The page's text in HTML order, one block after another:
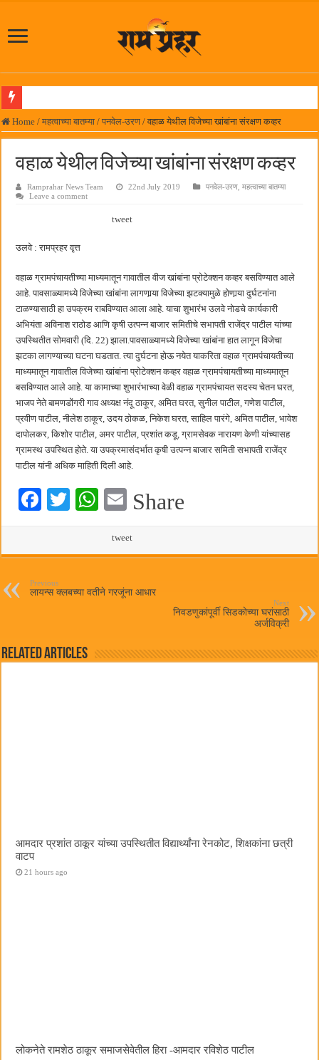
आमदार प्रशांत ठाकूर यांच्या उपस्थितीत विद्यार्थ्यांना रेनकोट, शिक्षकांना छत्री वाटप
समाजप्रिय नेतृत्व आमदार प्रशांत ठाकूर यांच्या वाढदिवसानिमित्त राज्यभरातून शुभेच्छांचा वर्षाव
पनवेलमध्ये ८ ऑगस्टला महारोजगार मेळावा
हर घर तिरंगा अभियानासंदर्भात पनवेलमध्ये बैठक
कामोठे येथे समाजोपयोगी वस्तूंच्या वाटपाचा उपक्रम
छत्रपती शिवाजी महाराज महाराजस्व समाधान शिबिरास पनवेलमध्ये उत्स्फूर्त प्रतिसाद
Home / महत्वाच्या बातम्या / पनवेल-उरण / वहाळ येथील विजेच्या खांबांना संरक्षण कव्हर
वहाळ येथील विजेच्या खांबांना संरक्षण कव्हर
Ramprahar News Team 22nd July 2019 पनवेल-उरण ,महत्वाच्या बातम्या
Leave a comment
tweet
उलवे : रामप्रहर वृत्त
वहाळ ग्रामपंचायतीच्या माध्यमातून गावातील वीज खांबांना प्रोटेक्शन कव्हर बसविण्यात आले
आहे. पावसाळ्यामध्ये विजेच्या खांबांना लागणार्‍या विजेच्या झटक्यामुळे होणार्‍या दुर्घटनांना
टाळण्यासाठी हा उपक्रम राबविण्यात आला आहे. याचा शुभारंभ उलवे नोडचे कार्यकारी
अभियंता अविनाश राठोड आणि कृषी उत्पन्न बाजार समितीचे सभापती राजेंद्र पाटील यांच्या
उपस्थितीत सोमवारी (दि. 22) झाला.पावसाळ्यामध्ये विजेच्या खांबांना हात लागून विजेचा
झटका लागण्याच्या घटना घडतात. त्या दुर्घटना होऊ नयेत याकरिता वहाळ ग्रामपंचायतीच्या
माध्यमातून गावातील विजेच्या खांबांना प्रोटेक्शन कव्हर वहाळ ग्रामपंचायतीच्या माध्यमातून
बसविण्यात आले आहे. या कामाच्या शुभारंभाच्या वेळी वहाळ ग्रामपंचायत सदस्य चेतन घरत,
भाजप नेते बामणडोंगरी गाव अध्यक्ष नंदू ठाकूर, अमित घरत, सुनील पाटील, गणेश पाटील,
प्रवीण पाटील, नीलेश ठाकूर, उदय ठोकळ, निकेश घरत, साहिल पारंगे, अमित पाटील, भावेश
दापोलकर, किशोर पाटील, अमर पाटील, प्रशांत कडू, ग्रामसेवक नारायण केणी यांच्यासह
ग्रामस्थ उपस्थित होते. या उपक्रमासंदर्भात कृषी उत्पन्न बाजार समिती सभापती राजेंद्र
पाटील यांनी अधिक माहिती दिली आहे.
Fa T
W
ts
pp
E
ail
Share
tweet
Previous
लायन्स क्लबच्या वतीने गरजूंना आधार
Next
निवडणुकांपूर्वी सिडकोच्या घरांसाठी
अर्जविक्री
Related Articles
आमदार प्रशांत ठाकूर यांच्या उपस्थितीत विद्यार्थ्यांना रेनकोट, शिक्षकांना छत्री
वाटप
21 hours ago
लोकनेते रामशेठ ठाकूर समाजसेवेतील हिरा -आमदार रविशेठ पाटील